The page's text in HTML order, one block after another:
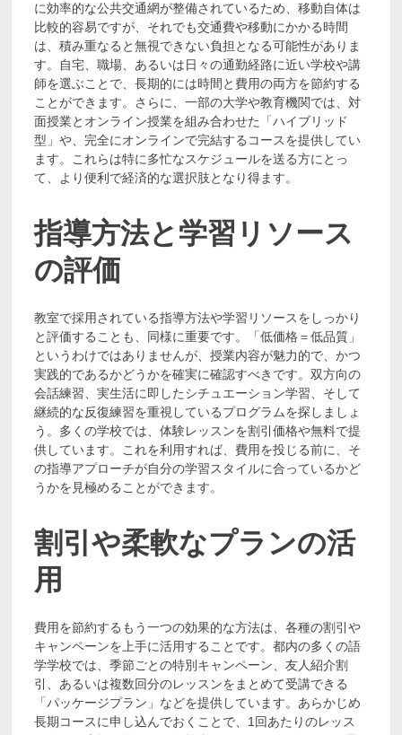
に効率的な公共交通網が整備されているため、移動自体は
比較的容易ですが、それでも交通費や移動にかかる時間
は、積み重なると無視できない負担となる可能性がありま
す。自宅、職場、あるいは日々の通勤経路に近い学校や講
師を選ぶことで、長期的には時間と費用の両方を節約する
ことができます。さらに、一部の大学や教育機関では、対
面授業とオンライン授業を組み合わせた「ハイブリッド
型」や、完全にオンラインで完結するコースを提供してい
ます。これらは特に多忙なスケジュールを送る方にとっ
て、より便利で経済的な選択肢となり得ます。
指導方法と学習リソース
の評価
教室で採用されている指導方法や学習リソースをしっかり
と評価することも、同様に重要です。「低価格＝低品質」
というわけではありませんが、授業内容が魅力的で、かつ
実践的であるかどうかを確実に確認すべきです。双方向の
会話練習、実生活に即したシチュエーション学習、そして
継続的な反復練習を重視しているプログラムを探しましょ
う。多くの学校では、体験レッスンを割引価格や無料で提
供しています。これを利用すれば、費用を投じる前に、そ
の指導アプローチが自分の学習スタイルに合っているかど
うかを見極めることができます。
割引や柔軟なプランの活
用
費用を節約するもう一つの効果的な方法は、各種の割引や
キャンペーンを上手に活用することです。都内の多くの語
学学校では、季節ごとの特別キャンペーン、友人紹介割
引、あるいは複数回分のレッスンをまとめて受講できる
「パッケージプラン」などを提供しています。あらかじめ
長期コースに申し込んでおくことで、1回あたりのレッス